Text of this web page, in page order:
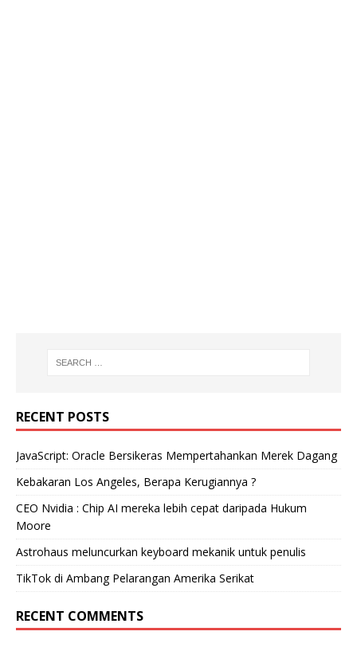
RECENT POSTS
JavaScript: Oracle Bersikeras Mempertahankan Merek Dagang
Kebakaran Los Angeles, Berapa Kerugiannya ?
CEO Nvidia : Chip AI mereka lebih cepat daripada Hukum
Moore
Astrohaus meluncurkan keyboard mekanik untuk penulis
TikTok di Ambang Pelarangan Amerika Serikat
RECENT COMMENTS